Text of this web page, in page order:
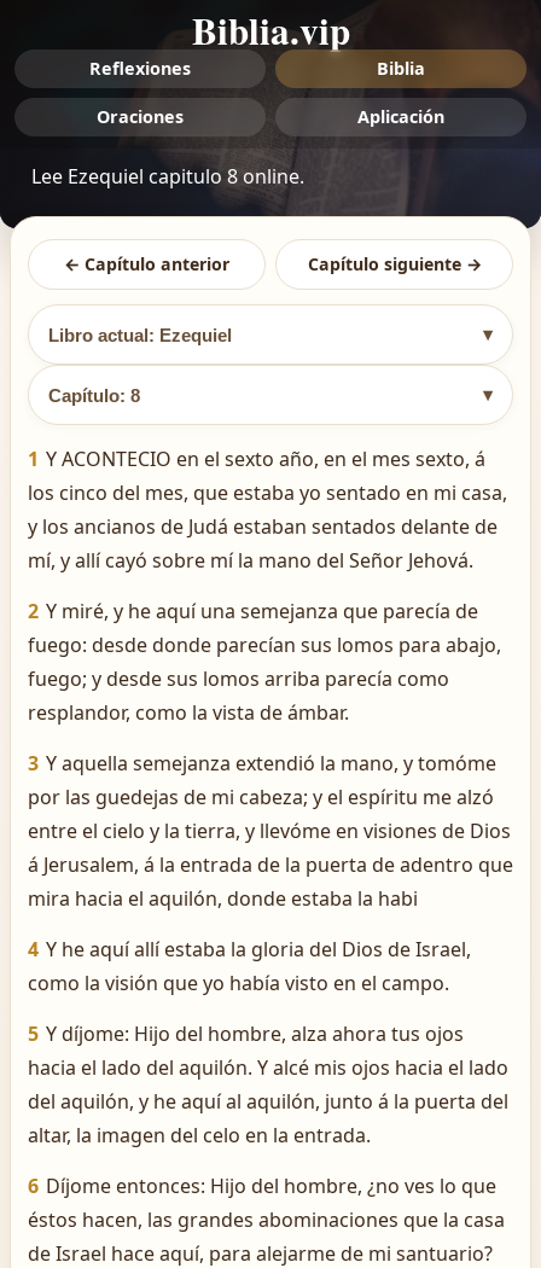
Biblia.vip
Reflexiones Biblia
Oraciones Aplicación
Lee Ezequiel capitulo 8 online.
← Capítulo anterior Capítulo siguiente →
Libro actual: Ezequiel ▾
Capítulo: 8 ▾
1 Y ACONTECIO en el sexto año, en el mes sexto, á
los cinco del mes, que estaba yo sentado en mi casa,
y los ancianos de Judá estaban sentados delante de
mí, y allí cayó sobre mí la mano del Señor Jehová.
2 Y miré, y he aquí una semejanza que parecía de
fuego: desde donde parecían sus lomos para abajo,
fuego; y desde sus lomos arriba parecía como
resplandor, como la vista de ámbar.
3 Y aquella semejanza extendió la mano, y tomóme
por las guedejas de mi cabeza; y el espíritu me alzó
entre el cielo y la tierra, y llevóme en visiones de Dios
á Jerusalem, á la entrada de la puerta de adentro que
mira hacia el aquilón, donde estaba la habi
4 Y he aquí allí estaba la gloria del Dios de Israel,
como la visión que yo había visto en el campo.
5 Y díjome: Hijo del hombre, alza ahora tus ojos
hacia el lado del aquilón. Y alcé mis ojos hacia el lado
del aquilón, y he aquí al aquilón, junto á la puerta del
altar, la imagen del celo en la entrada.
6 Díjome entonces: Hijo del hombre, ¿no ves lo que
éstos hacen, las grandes abominaciones que la casa
de Israel hace aquí, para alejarme de mi santuario?